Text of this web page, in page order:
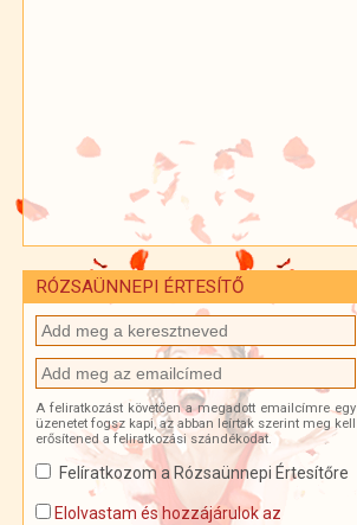
RÓZSAÜNNEPI ÉRTESÍTŐ
A feliratkozást követően a megadott emailcímre egy
üzenetet fogsz kapi, az abban leírtak szerint meg kell
erősítened a feliratkozási szándékodat.
Felíratkozom a Rózsaünnepi Értesítőre
Elolvastam és hozzájárulok az